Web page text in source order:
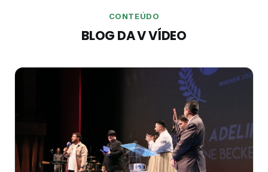
CONTEÚDO
BLOG DA V VÍDEO